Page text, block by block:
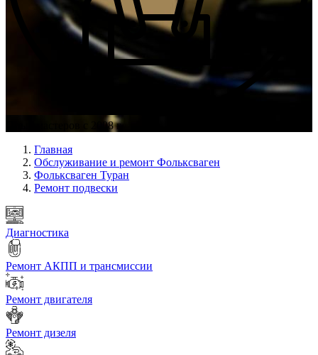
Опыт мастеров с 2008 г.
Главная
Обслуживание и ремонт Фольксваген
Фольксваген Туран
Ремонт подвески
Диагностика
Ремонт АКПП и трансмиссии
Ремонт двигателя
Ремонт дизеля